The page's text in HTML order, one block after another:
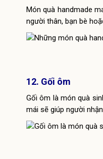
Món quà handmade
người thân, bạn bè
12. Gối ôm
Gối ôm là món quà
mái sẽ giúp người